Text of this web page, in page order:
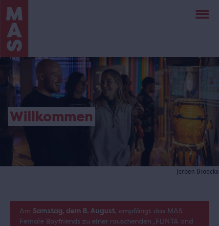
Direkt
zum
Inhalt
Jeroen Broeckx
Willkommen
Am Samstag, dem 8. August, empfängt das MAS
Female Boyfriends zu einer rauschenden „FLINTA and